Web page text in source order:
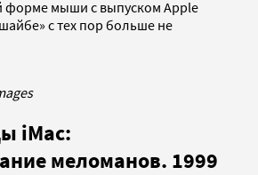
форме мыши с выпуском Apple
с тех пор больше не
iMac:
меломанов. 1999